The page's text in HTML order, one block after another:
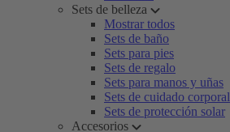
Sets de belleza
Mostrar todos
Sets de baño
Sets para pies
Sets de regalo
Sets para manos y uñas
Sets de cuidado corporal
Sets de protección solar
Accesorios